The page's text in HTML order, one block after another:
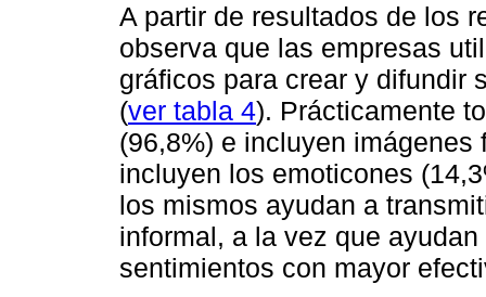
A partir de resultados de los
observa que las empresas
gráficos para crear y difundir
(ver tabla 4). Prácticamente
(96,8%) e incluyen
incluyen los emoticones
los mismos ayudan a
informal, a la vez que
sentimientos con mayor